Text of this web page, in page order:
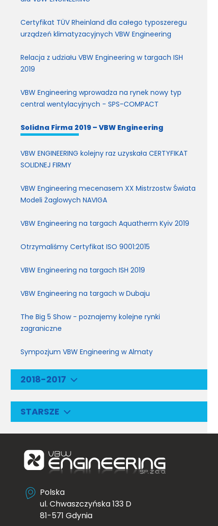
Certyfikat TÜV Rheinland dla całego typoszeregu
urządzeń klimatyzacyjnych VBW Engineering
Relacja z udziału VBW Engineering w targach ISH
2019
VBW Engineering wprowadza na rynek nowy typ
central wentylacyjnych - SPS-COMPACT
Solidna Firma 2019 – VBW Engineering
VBW ENGINEERING kolejny raz uzyskała CERTYFIKAT
SOLIDNEJ FIRMY
VBW Engineering mecenasem XX Mistrzostw Świata
Modeli Żaglowych NAVIGA
VBW Engineering na targach Aquatherm Kyiv 2019
Otrzymaliśmy Certyfikat ISO 9001:2015
VBW Engineering na targach ISH 2019
VBW Engineering na targach w Dubaju
The Big 5 Show - poznajemy kolejne rynki
zagraniczne
Sympozjum VBW Engineering w Almaty
2018-2017
STARSZE
Polska
ul. Chwaszczyńska 133 D
81-571 Gdynia